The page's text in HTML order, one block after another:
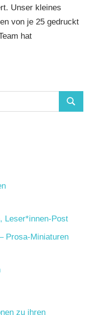
Unser kleines
von je 25 gedruckt
hat
Suchen
Leser*innen-Post
Prosa-Miniaturen
zu ihren